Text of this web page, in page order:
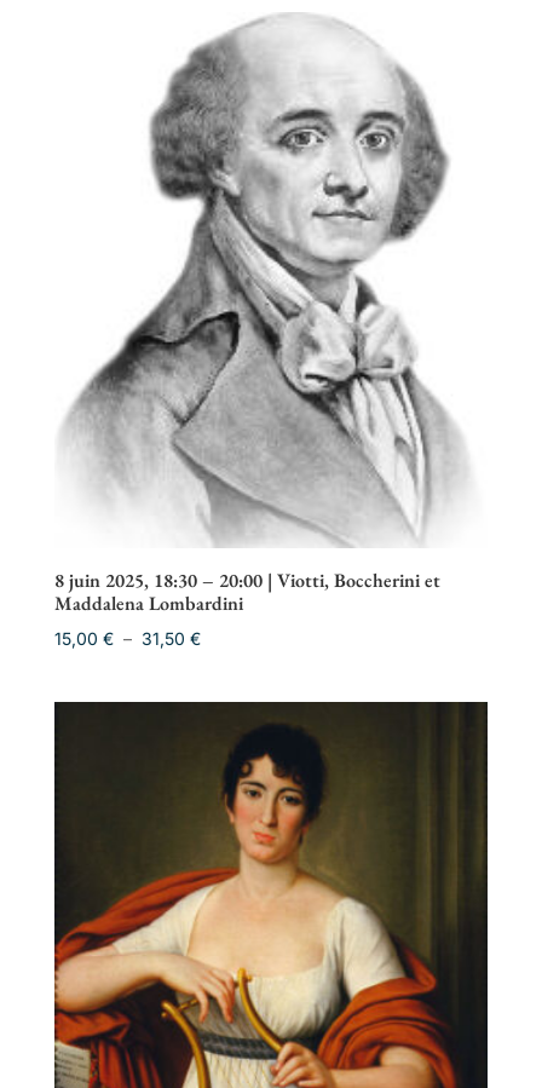
15,00 €
à
31,50 €
8 juin 2025, 18:30 – 20:00 | Viotti, Boccherini et
Maddalena Lombardini
15,00 € – 31,50 €Plage
31,50 €